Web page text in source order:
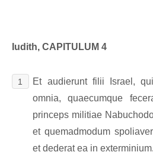
Iudith, CAPITULUM 4
1
Et audierunt filii Israel,
omnia, quaecumque
princeps militiae
et quemadmodum
et dederat ea in exterminium.